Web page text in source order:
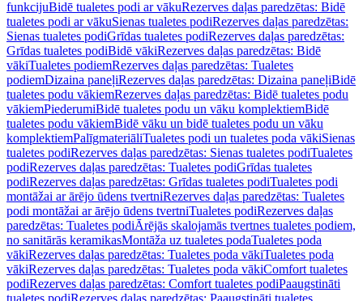
funkcijuBidē tualetes podi ar vākuRezerves daļas paredzētas: Bidē
tualetes podi ar vākuSienas tualetes podiRezerves daļas paredzētas:
Sienas tualetes podiGrīdas tualetes podiRezerves daļas paredzētas:
Grīdas tualetes podiBidē vākiRezerves daļas paredzētas: Bidē
vākiTualetes podiemRezerves daļas paredzētas: Tualetes
podiemDizaina paneļiRezerves daļas paredzētas: Dizaina paneļiBidē
tualetes podu vākiemRezerves daļas paredzētas: Bidē tualetes podu
vākiemPiederumiBidē tualetes podu un vāku komplektiemBidē
tualetes podu vākiemBidē vāku un bidē tualetes podu un vāku
komplektiemPalīgmateriāliTualetes podi un tualetes poda vākiSienas
tualetes podiRezerves daļas paredzētas: Sienas tualetes podiTualetes
podiRezerves daļas paredzētas: Tualetes podiGrīdas tualetes
podiRezerves daļas paredzētas: Grīdas tualetes podiTualetes podi
montāžai ar ārējo ūdens tvertniRezerves daļas paredzētas: Tualetes
podi montāžai ar ārējo ūdens tvertniTualetes podiRezerves daļas
paredzētas: Tualetes podiĀrējās skalojamās tvertnes tualetes podiem,
no sanitārās keramikasMontāža uz tualetes podaTualetes poda
vākiRezerves daļas paredzētas: Tualetes poda vākiTualetes poda
vākiRezerves daļas paredzētas: Tualetes poda vākiComfort tualetes
podiRezerves daļas paredzētas: Comfort tualetes podiPaaugstināti
tualetes podiRezerves daļas paredzētas: Paaugstināti tualetes